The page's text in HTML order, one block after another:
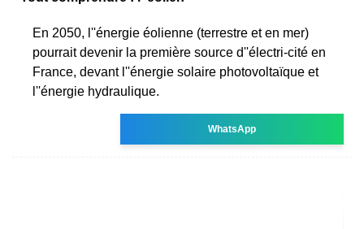
En 2050, l''énergie éolienne (terrestre et en mer)
pourrait devenir la première source d''électri-cité en
France, devant l''énergie solaire photovoltaïque et
l''énergie hydraulique.
WhatsApp